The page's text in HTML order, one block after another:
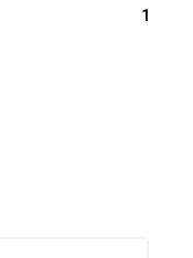
1